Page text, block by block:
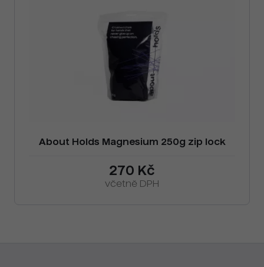
About Holds Magnesium 250g zip lock
270 Kč
včetně DPH